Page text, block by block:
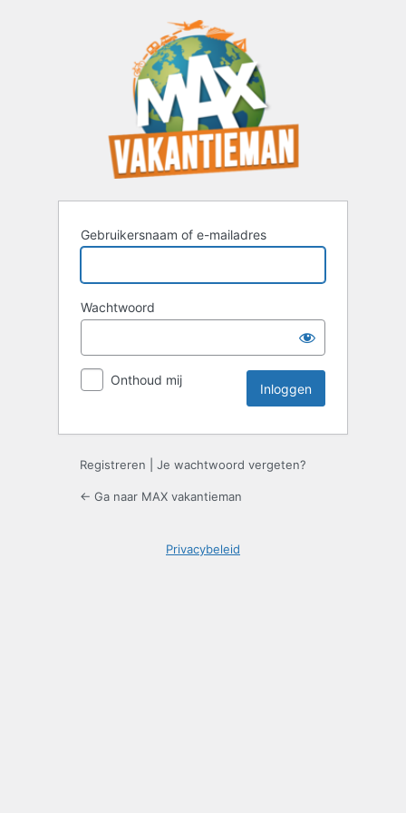
Gebruikersnaam of e-mailadres
Wachtwoord
Onthoud mij
Registreren Je wachtwoord vergeten?
← Ga naar MAX vakantieman
Privacybeleid